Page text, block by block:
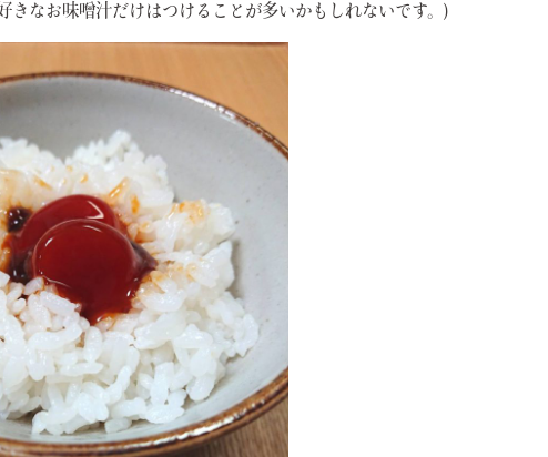
きなお味噌汁だけはつけることが多いかもしれないです。)